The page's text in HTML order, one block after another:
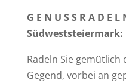
G E N U S S R A D E
Südweststeiermark:
Radeln Sie
Gegend, vorbei an